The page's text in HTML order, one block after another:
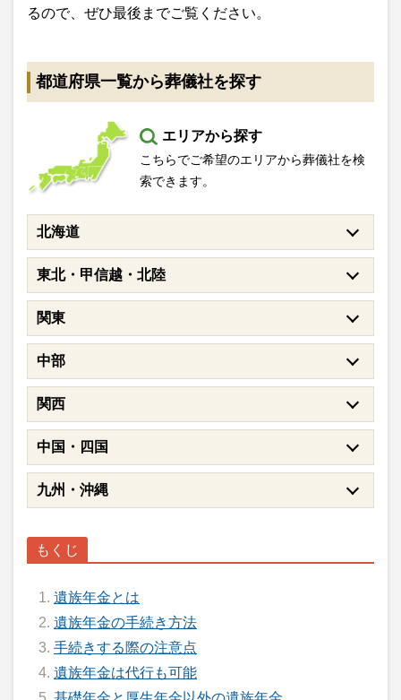
るので、ぜひ最後までご覧ください。
都道府県一覧から葬儀社を探す
エリアから探す
こちらでご希望のエリアから葬儀社を検
索できます。
北海道
東北・甲信越・北陸
関東
中部
関西
中国・四国
九州・沖縄
遺族年金とは
遺族年金の手続き方法
手続きする際の注意点
遺族年金は代行も可能